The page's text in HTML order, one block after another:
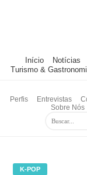
Início Notícias
Turismo &
Perfis Entrevistas
Sobre Nós
K-POP